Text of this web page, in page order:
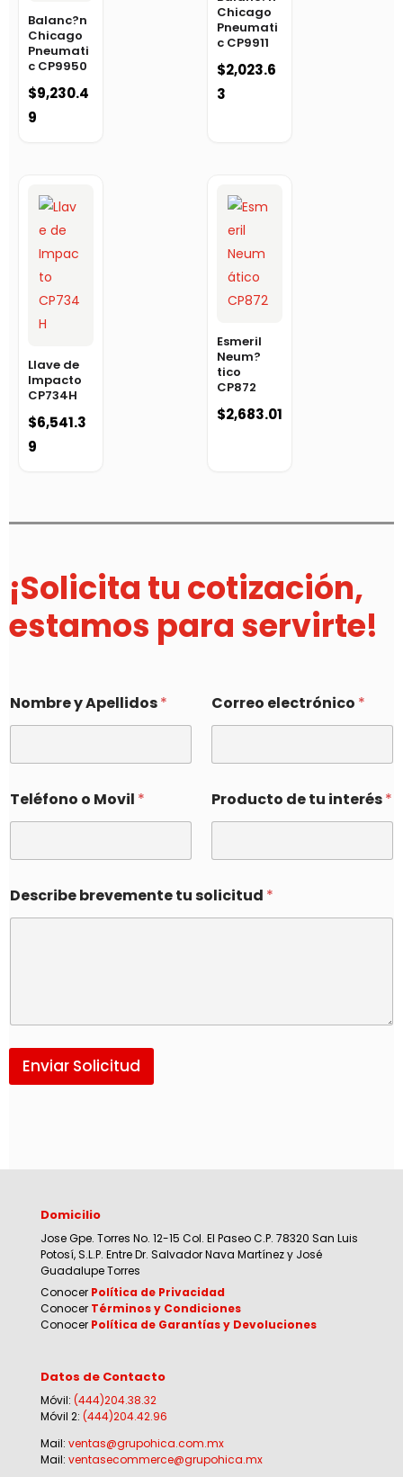
Balanc?n
Chicago
Pneumati
c CP9950
$9,230.4
9
Chicago
Pneumati
c CP9911
$2,023.6
3
Llave de
Impacto
CP734H
$6,541.3
9
Esmeril
Neum?
tico
CP872
$2,683.01
¡Solicita tu cotización,
estamos para servirte!
Nombre y Apellidos* Correo electrónico *
Teléfono o Movil * Producto de tu interés*
Describe brevemente tu solicitud *
Enviar Solicitud
Domicilio
Jose Gpe. Torres No. 12-15 Col. El Paseo C.P. 78320 San Luis
Potosí, S.L.P. Entre Dr. Salvador Nava Martínez y José
Guadalupe Torres
Conocer Política de Privacidad
Conocer Términos y Condiciones
Conocer Política de Garantías y Devoluciones
Datos de Contacto
Móvil: (444)204.38.32
Móvil 2: (444)204.42.96
Mail: ventas@grupohica.com.mx
Mail: ventasecommerce@grupohica.mx